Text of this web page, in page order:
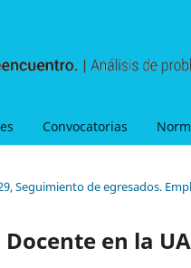
Convocatorias
Seguimiento de egresados.
en la